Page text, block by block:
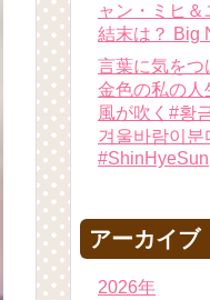
ャン・ミヒ
結末は？ Big
言葉に気をつ
金色の私の人
風が吹く#황
겨울바람이
#ShinHyeSun
アーカイブ
2026年